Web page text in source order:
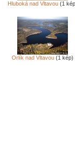
Hluboká nad Vltavou (1
Orlík nad Vltavou (1 kép)